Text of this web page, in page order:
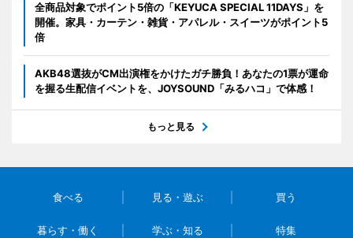
全商品対象でポイント5倍の「KEYUCA SPECIAL 11DAYS」を
開催。家具・カーテン・雑貨・アパレル・スイーツがポイント5
倍
AKB48選抜がCM出演権をかけたガチ勝負！あなたの1票が運命
を握る生配信イベントを、JOYSOUND「みるハコ」で体感！
もっと見る
食べる 見る・遊ぶ 買う
暮らす・働く 学ぶ・知る 特集